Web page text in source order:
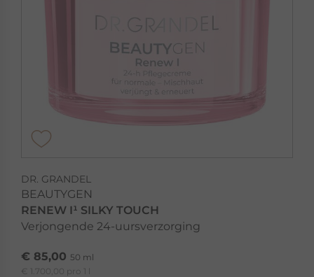
DR. GRANDEL
BEAUTYGEN
RENEW I¹ SILKY TOUCH
Verjongende 24-uursverzorging
€ 85,00 50 ml
€ 1.700,00 pro 1 l